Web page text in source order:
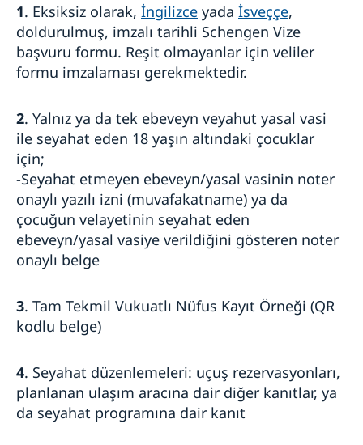
Nasıl başvuru yapılır?
Sahte internet siteleri ile ilgili uyarı
İsveç'te yakın aile bireyine gitmek için oturum
başvurusu
İşlemler nereden yapılır?
Randevu alın
Gerekli evraklar
Sıkça sorulan sorular
İsveç'te çalışmak
Genel Bilgi
Nasıl başvuru yapılır?
Gerekli Belgeler
İşlemler nereden yapılır?
Randevu alın
Sıkça sorulan sorular
İsveç'te eğitim
Genel Bilgi
Ücretler
İşlemler nereden yapılır?
İsveççe öğrenmek
Sıkça sorulan sorular
İsveç'le Ticaret ve İş ilişkileri
Türkiye-İsveç İşbirliği Birimi
1. Eksiksiz olarak, İngilizce yada İsveççe,
doldurulmuş, imzalı tarihli Schengen Vize
başvuru formu. Reşit olmayanlar için veliler
formu imzalaması gerekmektedir.
2. Yalnız ya da tek ebeveyn veyahut yasal vasi
ile seyahat eden 18 yaşın altındaki çocuklar
için;
-Seyahat etmeyen ebeveyn/yasal vasinin noter
onaylı yazılı izni (muvafakatname) ya da
çocuğun velayetinin seyahat eden
ebeveyn/yasal vasiye verildiğini gösteren noter
onaylı belge
3. Tam Tekmil Vukuatlı Nüfus Kayıt Örneği (QR
kodlu belge)
4. Seyahat düzenlemeleri: uçuş rezervasyonları,
planlanan ulaşım aracına dair diğer kanıtlar, ya
da seyahat programına dair kanıt